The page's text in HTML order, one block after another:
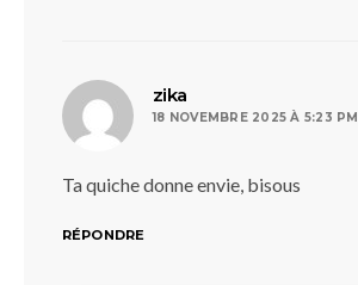
zika
18 NOVEMBRE 2025 À 5:23 PM
Ta quiche donne envie, bisous
RÉPONDRE